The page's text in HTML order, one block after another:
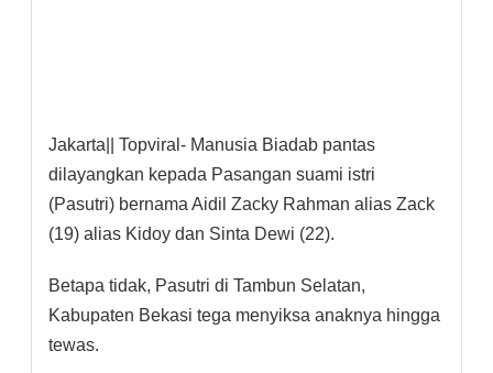
Jakarta|| Topviral- Manusia Biadab pantas
dilayangkan kepada Pasangan suami istri
(Pasutri) bernama Aidil Zacky Rahman alias Zack
(19) alias Kidoy dan Sinta Dewi (22).
Betapa tidak, Pasutri di Tambun Selatan,
Kabupaten Bekasi tega menyiksa anaknya hingga
tewas.